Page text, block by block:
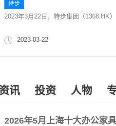
特步
2023年3月22日，特步集团（1368.HK
2023-03-22
讯 投资 人物
2026年5月上海十大办公家